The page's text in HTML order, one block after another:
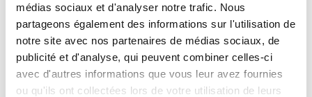
médias sociaux et d'analyser notre trafic. Nous
partageons également des informations sur l'utilisation de
notre site avec nos partenaires de médias sociaux, de
publicité et d'analyse, qui peuvent combiner celles-ci
avec d'autres informations que vous leur avez fournies
ou qu'ils ont collectées lors de votre utilisation de leurs